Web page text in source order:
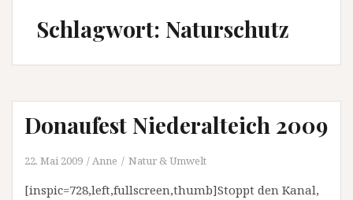
Schlagwort: Naturschutz
Donaufest Niederalteich 2009
22. Mai 2009 Anne Natur & Umwelt
[inspic=728,left,fullscreen,thumb]Stoppt den Kanal,